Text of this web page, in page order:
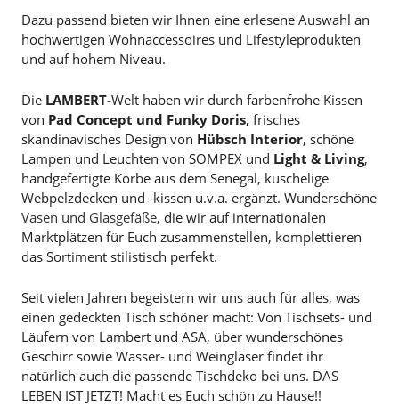
Dazu passend bieten wir Ihnen eine erlesene Auswahl an
hochwertigen Wohnaccessoires und Lifestyleprodukten
und auf hohem Niveau.
Die LAMBERT-Welt haben wir durch farbenfrohe Kissen
von Pad Concept und Funky Doris, frisches
skandinavisches Design von Hübsch Interior, schöne
Lampen und Leuchten von SOMPEX und Light & Living,
handgefertigte Körbe aus dem Senegal, kuschelige
Webpelzdecken und -kissen u.v.a. ergänzt. Wunderschöne
Vasen und Glasgefäße, die wir auf internationalen
Marktplätzen für Euch zusammenstellen, komplettieren
das Sortiment stilistisch perfekt.
Seit vielen Jahren begeistern wir uns auch für alles, was
einen gedeckten Tisch schöner macht: Von Tischsets- und
Läufern von Lambert und ASA, über wunderschönes
Geschirr sowie Wasser- und Weingläser findet ihr
natürlich auch die passende Tischdeko bei uns. DAS
LEBEN IST JETZT! Macht es Euch schön zu Hause!!